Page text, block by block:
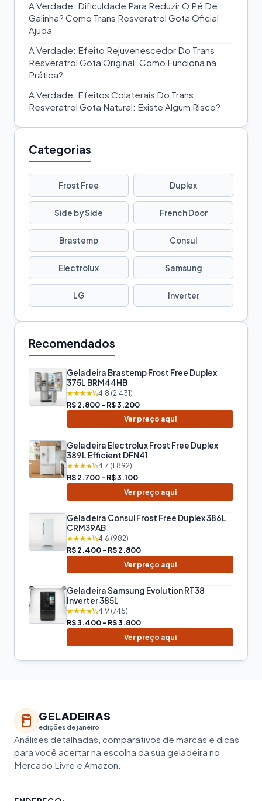
A Verdade: Dificuldade Para Reduzir O Pé De
Galinha? Como Trans Resveratrol Gota Oficial
Ajuda
A Verdade: Efeito Rejuvenescedor Do Trans
Resveratrol Gota Original: Como Funciona na
Prática?
A Verdade: Efeitos Colaterais Do Trans
Resveratrol Gota Natural: Existe Algum Risco?
Categorias
Frost Free Duplex
Side by Side French Door
Brastemp Consul
Electrolux Samsung
LG Inverter
Recomendados
Geladeira Brastemp Frost Free Duplex
375L BRM44HB
★★★★½4.8 (2.431)
R$ 2.800 - R$ 3.200
Ver preço aqui
Geladeira Electrolux Frost Free Duplex
389L Efficient DFN41
★★★★½4.7 (1.892)
R$ 2.700 - R$ 3.100
Ver preço aqui
Geladeira Consul Frost Free Duplex 386L
CRM39AB
★★★★½4.6 (982)
R$ 2.400 - R$ 2.800
Ver preço aqui
Geladeira Samsung Evolution RT38
Inverter 385L
★★★★½4.9 (745)
R$ 3.400 - R$ 3.800
Ver preço aqui
GELADEIRAS
edições de janeiro
Análises detalhadas, comparativos de marcas e dicas
para você acertar na escolha da sua geladeira no
Mercado Livre e Amazon.